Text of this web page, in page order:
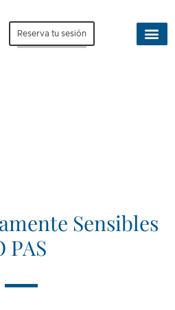
Reserva tu sesión
Sensibles
PAS